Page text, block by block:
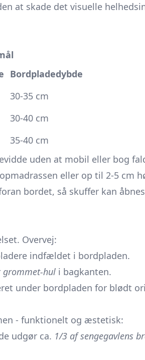
at skade det visuelle
Bordpladedybde
30-35 cm
30-40 cm
35-40 cm
uden at mobil eller bog
eller op til 2-5 cm
bordet, så skuffer kan
Overvej:
indfældet i bordpladen.
grommet-hul i bagkanten.
under bordpladen for blødt
- funktionelt og æstetisk:
udgør ca. 1/3 af sengegavlens